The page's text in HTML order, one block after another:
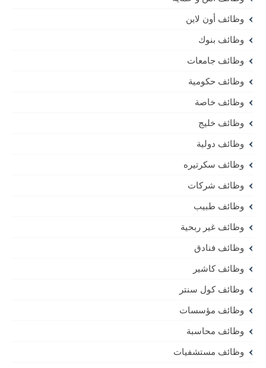
وظائف أون لاين
وظائف بنوك
وظائف جامعات
وظائف حكومية
وظائف خاصة
وظائف خليج
وظائف دولية
وظائف سكرتيره
وظائف شركات
وظائف طبيب
وظائف غير ربحية
وظائف فنادق
وظائف كاشير
وظائف كول سنتر
وظائف مؤسسات
وظائف محاسبة
وظائف مستشفيات